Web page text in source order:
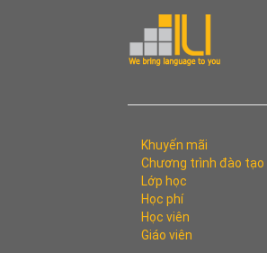
Khuyến mãi
Chương trình đào tạo
Lớp học
Học phí
Học viên
Giáo viên